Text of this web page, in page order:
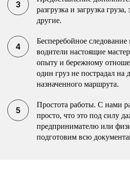
разгрузка и загрузка
другие.
Бесперебойное
водители настоящие
опыту и бережному
один груз не пострадал на
назначенного маршрута.
Простота работы. С нами
просто, что это под силу
предпринимателю или
подготовим всю